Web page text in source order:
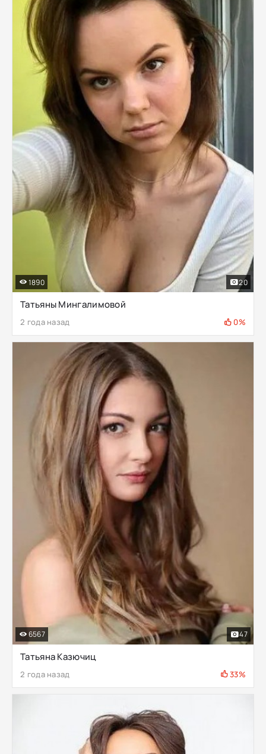
Татьяны Мингалимовой
2 года назад 0%
1890 20
Татьяна Казючиц
2 года назад 33%
6567 47